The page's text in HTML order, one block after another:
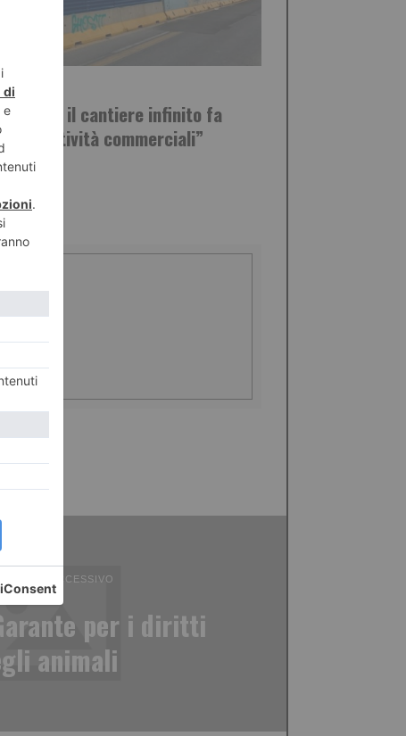
2019
Nizza il cantiere infinito fa
di attività commerciali”
SUCCESSIVO
per i diritti
animali